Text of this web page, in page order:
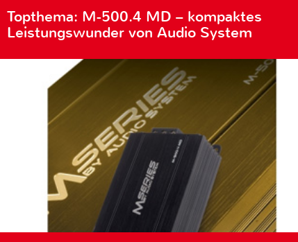
Topthema: M-500.4 MD – kompaktes
Leistungswunder von Audio System